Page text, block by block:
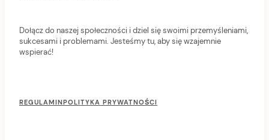
Dołącz do naszej społeczności i dziel się swoimi przemyśleniami,
sukcesami i problemami. Jesteśmy tu, aby się wzajemnie
wspierać!
o
REGULAMINPOLITYKA PRYWATNOŚCI